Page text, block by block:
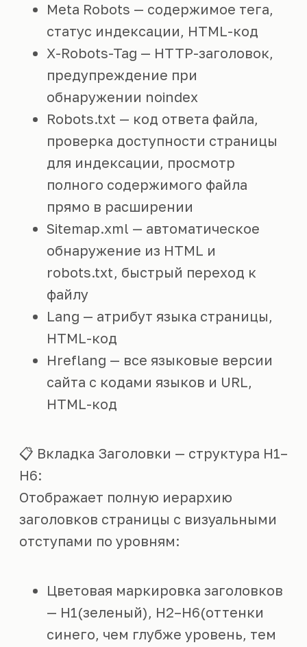
Meta Robots — содержимое тега,
статус индексации, HTML-код
X-Robots-Tag — HTTP-заголовок,
предупреждение при
обнаружении noindex
Robots.txt — код ответа файла,
проверка доступности страницы
для индексации, просмотр
полного содержимого файла
прямо в расширении
Sitemap.xml — автоматическое
обнаружение из HTML и
robots.txt, быстрый переход к
файлу
Lang — атрибут языка страницы,
HTML-код
Hreflang — все языковые версии
сайта с кодами языков и URL,
HTML-код
📋 Вкладка Заголовки — структура H1–
H6:
Отображает полную иерархию
заголовков страницы с визуальными
отступами по уровням:
Цветовая маркировка заголовков
— H1(зеленый), H2–H6(оттенки
синего, чем глубже уровень, тем